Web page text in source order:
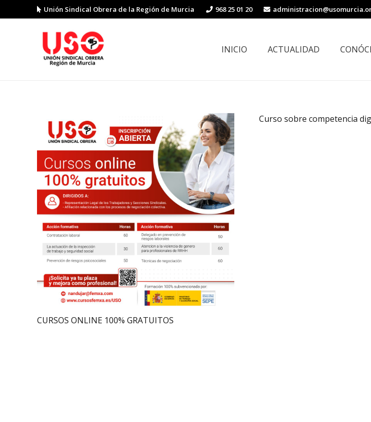
Unión Sindical Obrera de la Región de Murcia 968 25 01 20
INICIO ACTUALIDAD
CURSOS ONLINE 100% GRATUITOS
Curso sobre competencia